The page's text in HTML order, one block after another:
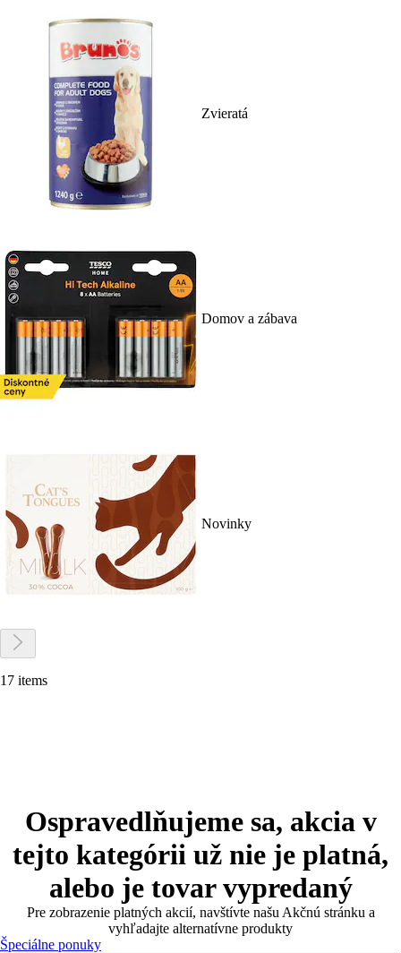
Zvieratá
Domov a zábava
Novinky
17 items
Ospravedlňujeme sa, akcia v
tejto kategórii už nie je platná,
alebo je tovar vypredaný
Pre zobrazenie platných akcií, navštívte našu Akčnú stránku a
vyhľadajte alternatívne produkty
Špeciálne ponuky